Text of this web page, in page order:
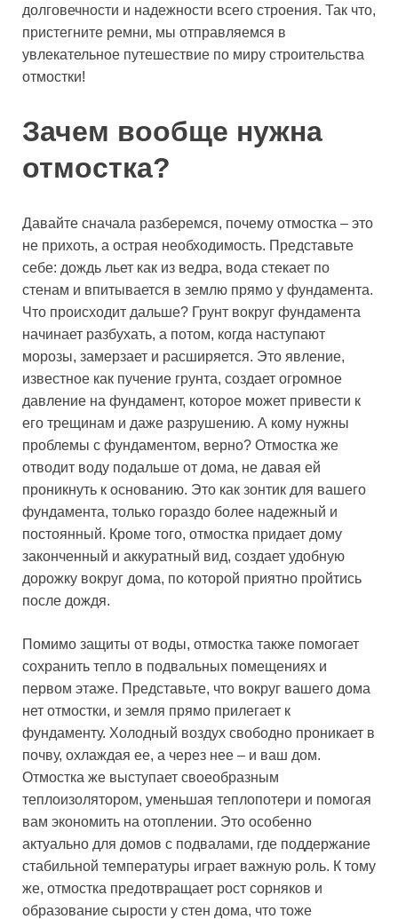
долговечности и надежности всего строения. Так что,
пристегните ремни, мы отправляемся в
увлекательное путешествие по миру строительства
отмостки!
Зачем вообще нужна
отмостка?
Давайте сначала разберемся, почему отмостка – это
не прихоть, а острая необходимость. Представьте
себе: дождь льет как из ведра, вода стекает по
стенам и впитывается в землю прямо у фундамента.
Что происходит дальше? Грунт вокруг фундамента
начинает разбухать, а потом, когда наступают
морозы, замерзает и расширяется. Это явление,
известное как пучение грунта, создает огромное
давление на фундамент, которое может привести к
его трещинам и даже разрушению. А кому нужны
проблемы с фундаментом, верно? Отмостка же
отводит воду подальше от дома, не давая ей
проникнуть к основанию. Это как зонтик для вашего
фундамента, только гораздо более надежный и
постоянный. Кроме того, отмостка придает дому
законченный и аккуратный вид, создает удобную
дорожку вокруг дома, по которой приятно пройтись
после дождя.
Помимо защиты от воды, отмостка также помогает
сохранить тепло в подвальных помещениях и
первом этаже. Представьте, что вокруг вашего дома
нет отмостки, и земля прямо прилегает к
фундаменту. Холодный воздух свободно проникает в
почву, охлаждая ее, а через нее – и ваш дом.
Отмостка же выступает своеобразным
теплоизолятором, уменьшая теплопотери и помогая
вам экономить на отоплении. Это особенно
актуально для домов с подвалами, где поддержание
стабильной температуры играет важную роль. К тому
же, отмостка предотвращает рост сорняков и
образование сырости у стен дома, что тоже